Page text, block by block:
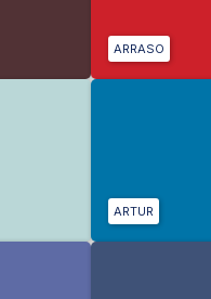
ARRASO
ARTUR